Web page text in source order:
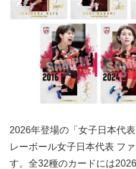
2026年登場の「女子日本代
レーボール女子日本代表 フ
す。全32種のカードには